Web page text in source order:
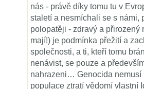
nás - právě díky tomu tu v
staletí a nesmíchali se s
polopatěji - zdravý a přirozený
mají!) je podmínka přežití a
společnosti, a ti, kteří tomu
nenávist, se pouze a
nahrazeni… Genocida nemusí
populace ztratí vědomí vlastní